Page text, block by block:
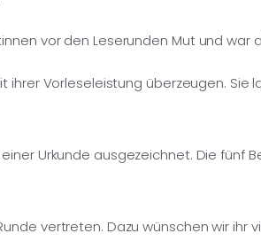
vor den Leserunden Mut und
ihrer Vorleseleistung überzeugen.
Urkunde ausgezeichnet. Die fünf
vertreten. Dazu wünschen wir ihr